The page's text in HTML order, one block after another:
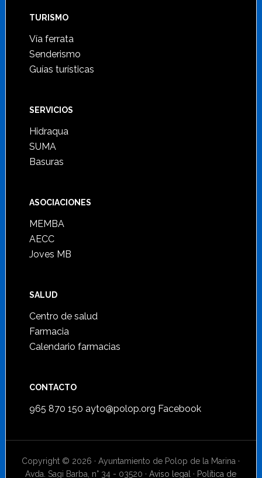
TURISMO
Vía ferrata
Senderismo
Guías turísticas
SERVICIOS
Hidraqua
SUMA
Basuras
ASOCIACIONES
MEMBA
AECC
Joves MB
SALUD
Centro de salud
Farmacia
Calendario farmacias
CONTACTO
965 870 150 ayto@polop.org Facebook
Copyright © 2026 · Ayuntamiento de Polop de la Marina ·
Avda. Sagi Barba, n° 34 - 03520 ·Aviso legal · Política de